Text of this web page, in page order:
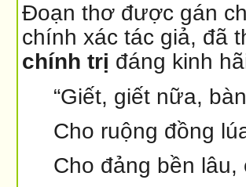
Đoạn thơ được gán
chính xác tác giả, đã
chính trị đáng kinh
“Giết, giết nữa,
Cho ruộng đồng
Cho đảng bền